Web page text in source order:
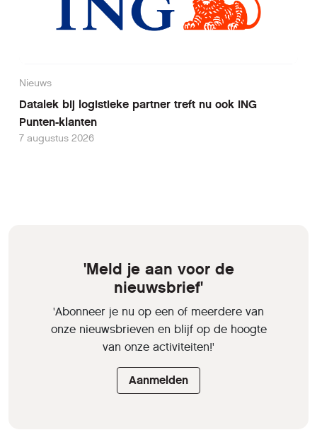
Nieuws
Datalek bij logistieke partner treft nu ook ING
Punten-klanten
7 augustus 2026
'Meld je aan voor de
nieuwsbrief'
'Abonneer je nu op een of meerdere van
onze nieuwsbrieven en blijf op de hoogte
van onze activiteiten!'
Aanmelden